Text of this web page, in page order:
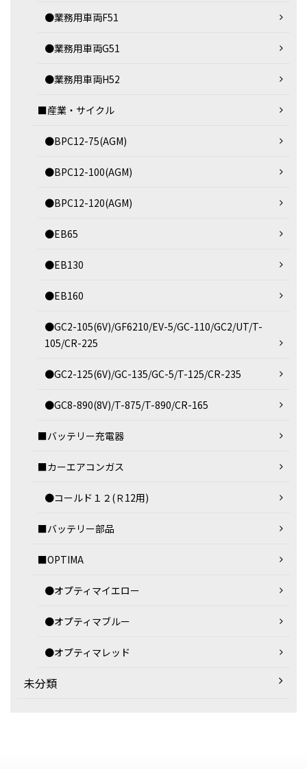
●業務用車両F51
●業務用車両G51
●業務用車両H52
■産業・サイクル
●BPC12-75(AGM)
●BPC12-100(AGM)
●BPC12-120(AGM)
●EB65
●EB130
●EB160
●GC2-105(6V)/GF6210/EV-5/GC-110/GC2/UT/T-
105/CR-225
●GC2-125(6V)/GC-135/GC-5/T-125/CR-235
●GC8-890(8V)/T-875/T-890/CR-165
■バッテリー充電器
■カーエアコンガス
●コールド１２(Ｒ12用)
■バッテリー部品
■OPTIMA
●オプティマイエロー
●オプティマブルー
●オプティマレッド
未分類